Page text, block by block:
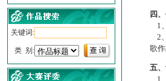
关键词:
类 别:
四
1
2
歌
五
1